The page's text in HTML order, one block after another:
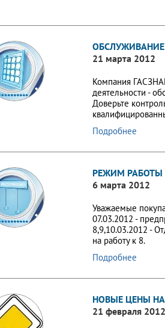
21 марта 2012
Компания
деятельности -
Доверьте
Подробнее
РЕЖИМ РАБОТЫ
6 марта 2012
Уважаемые
07.03.2012 -
8,9,10.03.2012 -
на работу к 8.
Подробнее
НОВЫЕ ЦЕНЫ
21 февраля 2012